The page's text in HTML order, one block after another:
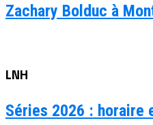
Zachary Bolduc à
LNH
Séries 2026 :